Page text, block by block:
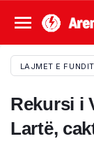
LAJMET E FUNDIT
Rekursi i
Lartë,